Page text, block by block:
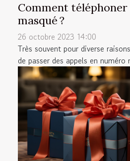
Comment
masqué ?
26 octobre 2023 14:00
Très souvent pour diverse
de passer des appels en numéro